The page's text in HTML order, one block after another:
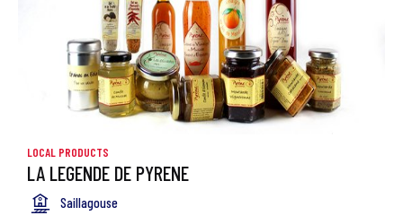
LOCAL PRODUCTS
LA LEGENDE DE PYRENE
Saillagouse